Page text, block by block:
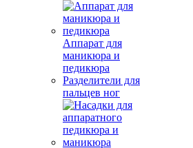
Аппарат для
маникюра и
педикюра
Разделители для
пальцев ног